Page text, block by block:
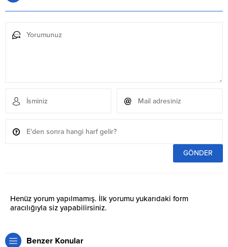
Henüz yorum yapılmamış. İlk yorumu yukarıdaki form
aracılığıyla siz yapabilirsiniz.
Benzer Konular